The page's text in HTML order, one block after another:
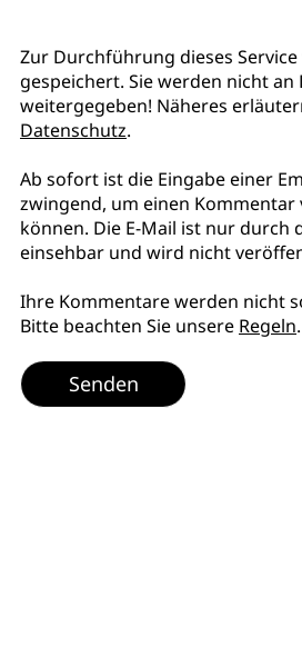
Zur Durchführung dieses
gespeichert. Sie werden nicht an
weitergegeben! Näheres
Datenschutz.
Ab sofort ist die Eingabe einer
zwingend, um einen
können. Die E-Mail ist nur durch
einsehbar und wird nicht
Ihre Kommentare werden nicht
Bitte beachten Sie unsere Regeln.
Senden